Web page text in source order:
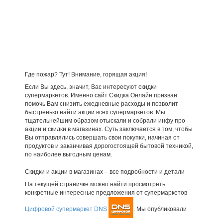
Где пожар? Тут! Внимание, горящая акция!
Если Вы здесь, значит, Вас интересуют скидки
супермаркетов. Именно сайт Скидка Онлайн призван
помочь Вам снизить ежедневные расходы и позволит
быстренько найти акции всех супермаркетов. Мы
тщательнейшим образом отыскали и собрали инфу про
акции и скидки в магазинах. Суть заключается в том, чтобы
Вы отправлялись совершать свои покупки, начиная от
продуктов и заканчивая дорогостоящей бытовой техникой,
по наиболее выгодным ценам.
Скидки и акции в магазинах – все подробности и детали
На текущей страничке можно найти просмотреть
конкретные интересные предложения от супермаркетов
Цифровой супермаркет DNS . Мы опубликовали